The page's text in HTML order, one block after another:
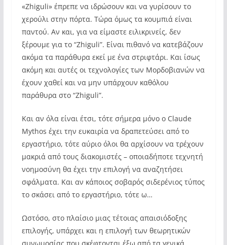
«Zhiguli» έπρεπε να ιδρώσουν και να γυρίσουν το
χερούλι στην πόρτα. Τώρα όμως τα κουμπιά είναι
παντού. Αν και, για να είμαστε ειλικρινείς, δεν
ξέρουμε για το “Zhiguli”. Είναι πιθανό να κατεβάζουν
ακόμα τα παράθυρα εκεί με ένα στριφτάρι. Και ίσως
ακόμη και αυτές οι τεχνολογίες των Μορδοβιανών να
έχουν χαθεί και να μην υπάρχουν καθόλου
παράθυρα στο “Zhiguli”.
Και αν όλα είναι έτσι, τότε σήμερα μόνο ο Claude
Mythos έχει την ευκαιρία να δραπετεύσει από το
εργαστήριο, τότε αύριο όλοι θα αρχίσουν να τρέχουν
μακριά από τους διακομιστές – οποιαδήποτε τεχνητή
νοημοσύνη θα έχει την επιλογή να αναζητήσει
σφάλματα. Και αν κάποιος σοβαρός σιδερένιος τύπος
το σκάσει από το εργαστήριο, τότε ω…
Ωστόσο, στο πλαίσιο μιας τέτοιας απαισιόδοξης
επιλογής, υπάρχει και η επιλογή των θεωρητικών